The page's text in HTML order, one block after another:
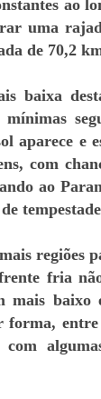
ao
uma
de 70,2
baixa
aparece e
com
ao
regiões
fria
mais baixo
entre